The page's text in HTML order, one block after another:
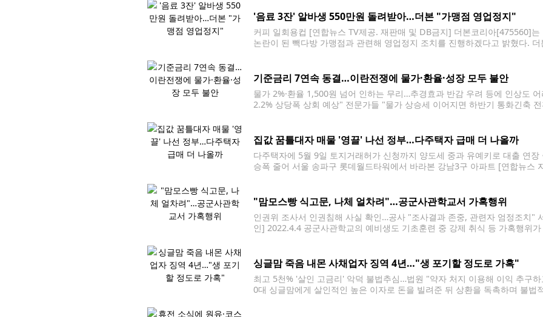
'음료 3잔' 알바생 550만원 돌려받아…더본 "가맹점 영업정지"
커피 일회용컵 [연합뉴스 TV제공. 재판매 및 DB금지] 더본코리아[475560]
논란이 된 빽다방 가맹점과 관련해 영업정지 조치를 진행하겠다고 밝혔다.
기준금리 7연속 동결…이란전쟁에 물가·환율·성장 모두 불안
물가 2%·환율 1,500원 넘어 인하는 무리…추경효과 반감 우려 등에 인상도
2.2% 상당폭 상회 예상" 전문가들 "물가 상승세 이어지면 하반기 통화긴축
집값 꿈틀대자 매물 '영끌' 나선 정부…다주택자 급매 더 나올까
다주택자에 5월 9일 토지거래허가 신청까지 양도세 중과 유예키로 대출 연
승폭 줄어 서울 송파구 롯데월드타워에서 바라본 강남3구 아파트 [연합뉴스
"맘모스빵 식고문, 나체 얼차려"…공군사관학교서 가혹행위
인권위 조사서 인권침해 사실 확인…공사 "조사결과 존중, 관련자 엄정조치"
인] 2022.4.4 공군사관학교의 예비생도 기초훈련 중 강제 취식 등 가혹행위
싱글맘 죽음 내몬 사채업자 징역 4년…"생 포기할 정도로 가혹"
최고 5천% '살인 고금리' 악덕 불법추심…법원 "약자 처지 이용해 이익 추구
0대 싱글맘에게 살인적인 높은 이자로 돈을 빌려준 뒤 상환을 독촉하며 불법